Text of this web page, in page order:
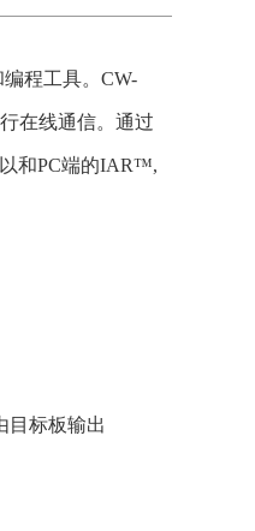
程工具。CW-
在线通信。通过
和PC端的IAR™,